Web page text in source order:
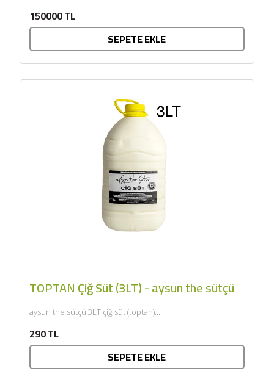
150000 TL
SEPETE EKLE
TOPTAN Çiğ Süt (3LT) - aysun the sütçü
aysun the sütçü 3LT çiğ süt (toptan)...
290 TL
SEPETE EKLE